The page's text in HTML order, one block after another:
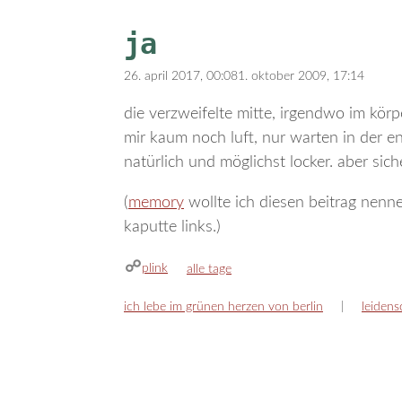
ja
26. april 2017, 00:081. oktober 2009, 17:14
die verzweifelte mitte, irgendwo im
mir kaum noch luft, nur warten in der
natürlich und möglichst locker. aber
(memory wollte ich diesen beitrag
kaputte links.)
plink kategorien
alle tage
ich lebe im grünen herzen von berlin